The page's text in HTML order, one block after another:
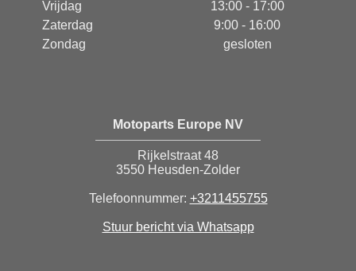
Vrijdag
13:00 - 17:00
Zaterdag
9:00 - 16:00
Zondag
gesloten
Motoparts Europe NV
Rijkelstraat 48
3550 Heusden-Zolder
Telefoonnummer: +3211455755
Stuur bericht via Whatsapp